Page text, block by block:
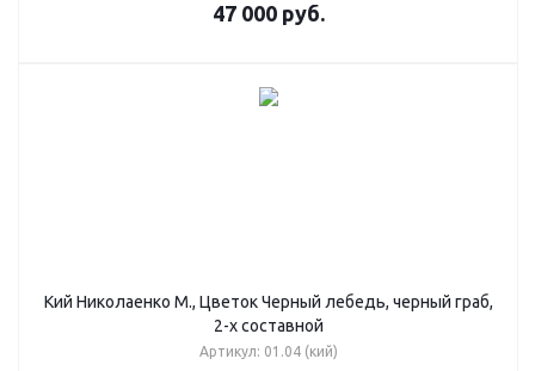
47 000 руб.
Кий Николаенко М., Цветок Черный лебедь, черный граб,
2-х составной
Артикул: 01.04 (кий)